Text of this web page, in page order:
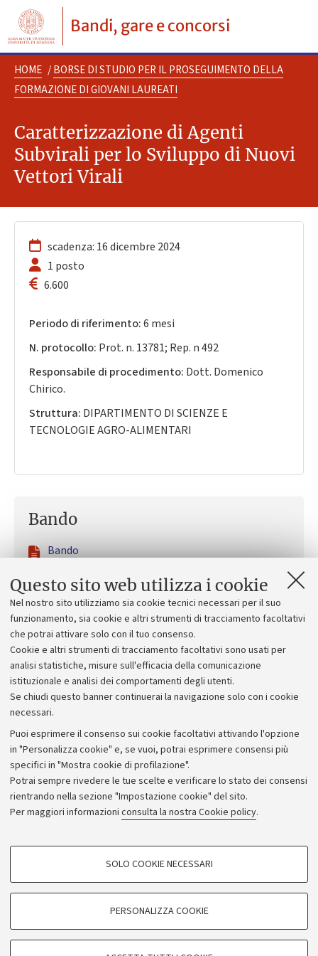
Questo sito web utilizza i cookie
Nel nostro sito utilizziamo sia cookie tecnici necessari per il suo
funzionamento, sia cookie e altri strumenti di tracciamento facoltativi
che potrai attivare solo con il tuo consenso.
Cookie e altri strumenti di tracciamento facoltativi sono usati per
analisi statistiche, misure sull'efficacia della comunicazione
istituzionale e analisi dei comportamenti degli utenti.
Se chiudi questo banner continuerai la navigazione solo con i cookie
necessari.
Puoi esprimere il consenso sui cookie facoltativi attivando l'opzione
in "Personalizza cookie" e, se vuoi, potrai esprimere consensi più
specifici in "Mostra cookie di profilazione".
Potrai sempre rivedere le tue scelte e verificare lo stato dei consensi
rientrando nella sezione "Impostazione cookie" del sito.
Per maggiori informazioni consulta la nostra Cookie policy.
COOKIE DI PROFILAZIONE - FACOLTATIVI
degli utenti, creare profili in base al loro comportamento sul sito, per analisi
di marketing.
SOLO COOKIE NECESSARI
PERSONALIZZA COOKIE
Bandi, gare e concorsi
HOME / BORSE DI STUDIO PER IL PROSEGUIMENTO DELLA
FORMAZIONE DI GIOVANI LAUREATI
Caratterizzazione di Agenti
Subvirali per lo Sviluppo di Nuovi
Vettori Virali
scadenza: 16 dicembre 2024
1 posto
6.600
Periodo di riferimento:6 mesi
N. protocollo: Prot. n. 13781; Rep. n 492
Responsabile di procedimento: Dott. Domenico
Chirico.
Struttura: DIPARTIMENTO DI SCIENZE E
TECNOLOGIE AGRO-ALIMENTARI
Bando
Bando
Allegato
Modello di domanda
Dichiarazione sostitutiva
Privacy
Note legali
NormAteneo
Impostazioni Cookie
©Copyright 2024 - ALMA MATER STUDIORUM - Università di
Bologna - Via Zamboni, 33 - 40126 Bologna - PI: 01131710376 -